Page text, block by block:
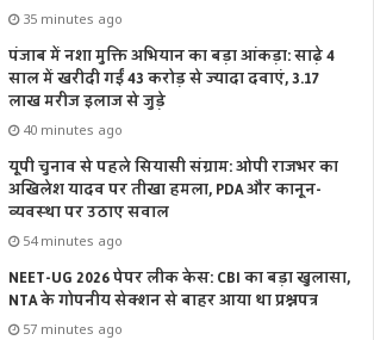
35 minutes ago
पंजाब में नशा मुक्ति अभियान का बड़ा आंकड़ा: साढ़े 4
साल में खरीदी गईं 43 करोड़ से ज्यादा दवाएं, 3.17
लाख मरीज इलाज से जुड़े
40 minutes ago
यूपी चुनाव से पहले सियासी संग्राम: ओपी राजभर का
अखिलेश यादव पर तीखा हमला, PDA और कानून-
व्यवस्था पर उठाए सवाल
54 minutes ago
NEET-UG 2026 पेपर लीक केस: CBI का बड़ा खुलासा,
NTA के गोपनीय सेक्शन से बाहर आया था प्रश्नपत्र
57 minutes ago